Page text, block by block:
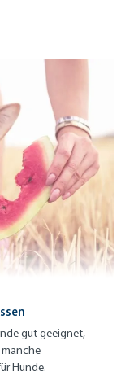
gut geeignet,
Hunde.